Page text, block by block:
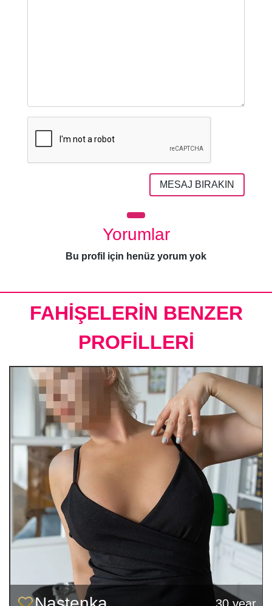
MESAJ BIRAKIN
Yorumlar
Bu profil için henüz yorum yok
FAHİŞELERİN BENZER
PROFİLLERİ